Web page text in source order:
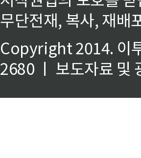
무단전재, 복사, 재배
Copyright 2014. 이
2680 ㅣ 보도자료